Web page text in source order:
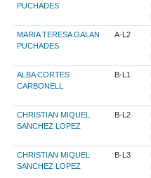
PUCHADES
MARIA TERESA GALAN
PUCHADES
A-L2
ALBA CORTES
CARBONELL
B-L1
CHRISTIAN MIQUEL
SANCHEZ LOPEZ
B-L2
CHRISTIAN MIQUEL
SANCHEZ LOPEZ
B-L3